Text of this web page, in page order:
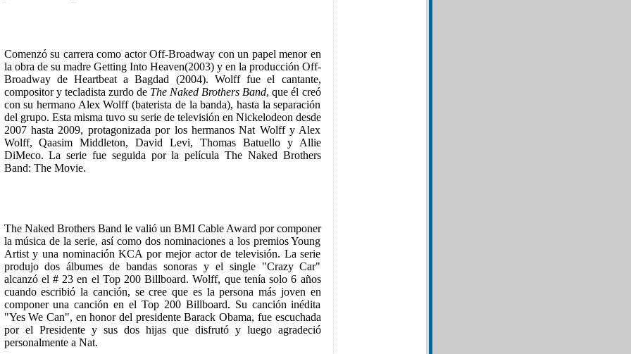
Comenzó su carrera como actor Off-Broadway con un papel menor en
la obra de su madre Getting Into Heaven(2003) y en la producción Off-
Broadway de Heartbeat a Bagdad (2004). Wolff fue el cantante,
compositor y tecladista zurdo de The Naked Brothers Band, que él creó
con su hermano Alex Wolff (baterista de la banda), hasta la separación
del grupo. Esta misma tuvo su serie de televisión en Nickelodeon desde
2007 hasta 2009, protagonizada por los hermanos Nat Wolff y Alex
Wolff, Qaasim Middleton, David Levi, Thomas Batuello y Allie
DiMeco. La serie fue seguida por la película The Naked Brothers
Band: The Movie.
The Naked Brothers Band le valió un BMI Cable Award por componer
la música de la serie, así como dos nominaciones a los premios Young
Artist y una nominación KCA por mejor actor de televisión. La serie
produjo dos álbumes de bandas sonoras y el single "Crazy Car"
alcanzó el # 23 en el Top 200 Billboard. Wolff, que tenía solo 6 años
cuando escribió la canción, se cree que es la persona más joven en
componer una canción en el Top 200 Billboard. Su canción inédita
"Yes We Can", en honor del presidente Barack Obama, fue escuchada
por el Presidente y sus dos hijas que disfrutó y luego agradeció
personalmente a Nat.